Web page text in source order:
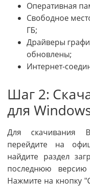
Оперативная
Свободное
ГБ;
Драйверы
обновлены;
Интернет-
Шаг 2:
для
Для скачивания
перейдите на
найдите раздел
последнюю
Нажмите на кнопку